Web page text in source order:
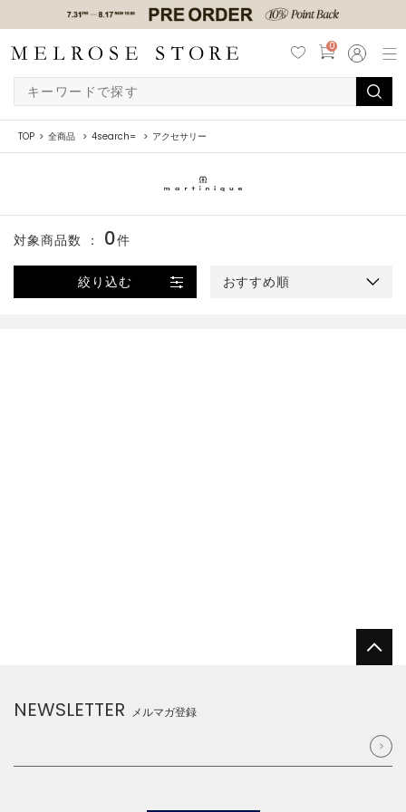
0
TOP 全商品 4search= アクセサリー
絞り込む おすすめ順
対象商品数 ： 0件
NEWSLETTER メルマガ登録